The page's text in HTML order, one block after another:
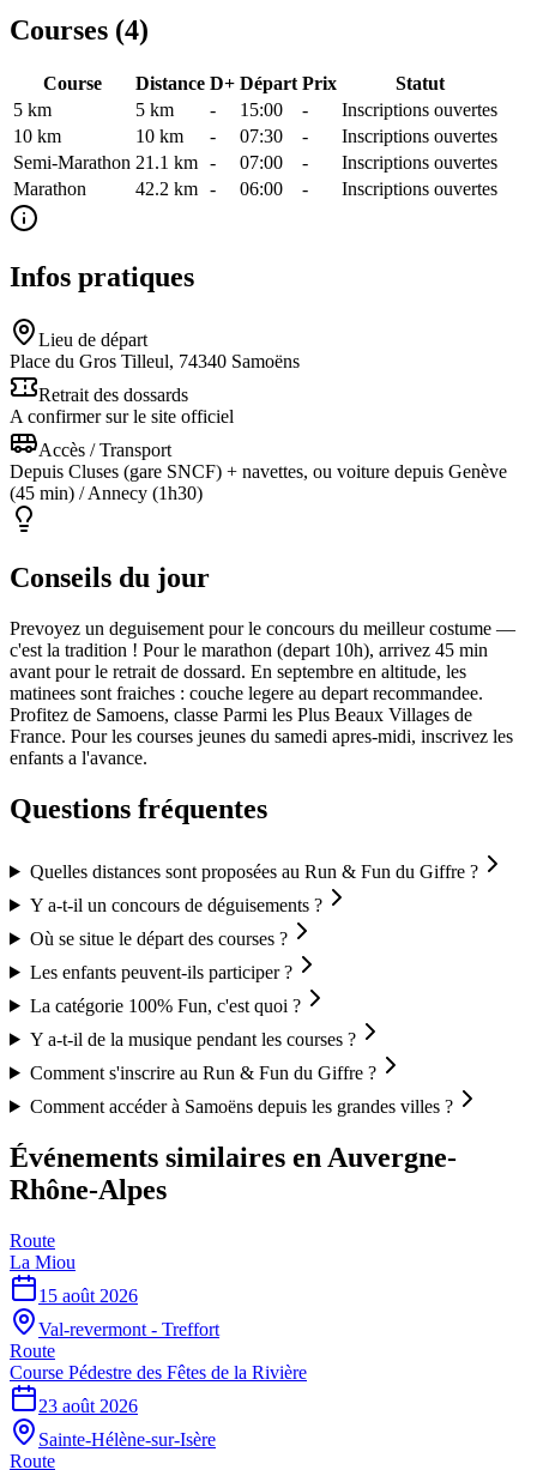
Courses (4)
Course Distance D+ Départ Prix
Statut
5 km
5 km - 15:00 -
Inscriptions ouvertes
10 km
10 km - 07:30 -
Inscriptions ouvertes
Semi-Marathon 21.1 km - 07:00 -
Inscriptions ouvertes
Marathon
42.2 km - 06:00 - Inscriptions ouvertes
Infos pratiques
Lieu de départ
Place du Gros Tilleul, 74340 Samoëns
Retrait des dossards
A confirmer sur le site officiel
Accès / Transport
Depuis Cluses (gare SNCF) + navettes, ou voiture depuis Genève
(45 min) / Annecy (1h30)
Conseils du jour
Prevoyez un deguisement pour le concours du meilleur costume —
c'est la tradition ! Pour le marathon (depart 10h), arrivez 45 min
avant pour le retrait de dossard. En septembre en altitude, les
matinees sont fraiches : couche legere au depart recommandee.
Profitez de Samoens, classe Parmi les Plus Beaux Villages de
France. Pour les courses jeunes du samedi apres-midi, inscrivez les
enfants a l'avance.
Questions fréquentes
Quelles distances sont proposées au Run & Fun du Giffre ?
Y a-t-il un concours de déguisements ?
Où se situe le départ des courses ?
Les enfants peuvent-ils participer ?
La catégorie 100% Fun, c'est quoi ?
Y a-t-il de la musique pendant les courses ?
Comment s'inscrire au Run & Fun du Giffre ?
Comment accéder à Samoëns depuis les grandes villes ?
Événements similaires en Auvergne-
Rhône-Alpes
Route
La Miou
15 août 2026
Val-revermont - Treffort
Route
Course Pédestre des Fêtes de la Rivière
23 août 2026
Sainte-Hélène-sur-Isère
Route